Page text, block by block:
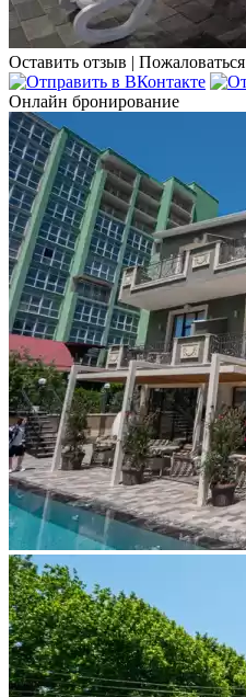
Оставить отзыв | Пожаловаться
Онлайн бронирование